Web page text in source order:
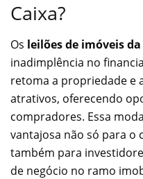
Caixa?
Os leilões de imóveis da
inadimplência no
retoma a propriedade e
atrativos, oferecendo
compradores. Essa
vantajosa não só para o
também para
de negócio no ramo